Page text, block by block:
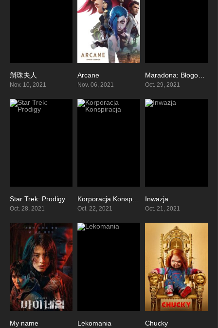
斛珠夫人
Nov. 10, 2021
Arcane
Nov. 06, 2021
7.487
Maradona: Błogosławiony sen
Oct. 29, 2021
7.7
Star Trek: Prodigy
Oct. 28, 2021
8.162Korporacja Konspiracja
Oct. 22, 2021
Inwazja
Oct. 21, 2021
My name Lekomania Chucky